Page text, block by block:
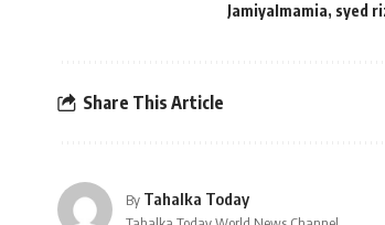
JamiyaImamia, syed
Share This Article
By Tahalka Today